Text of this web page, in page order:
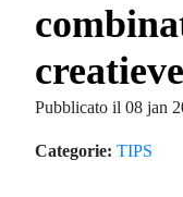
Pubblicato il 08 jan
Categorie: TIPS